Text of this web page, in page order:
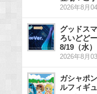
2026年8月
グッドス
ろいどど
8/19（水
2026年8月
ガシャポ
ルフィギ